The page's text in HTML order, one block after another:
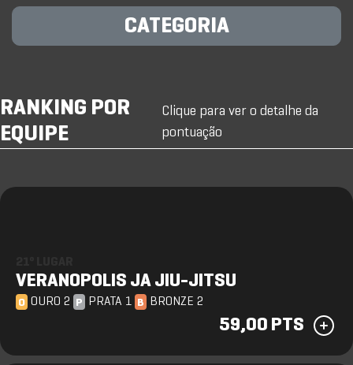
CATEGORIA
RANKING POR
EQUIPE
Clique para ver o detalhe da
pontuação
VERANOPOLIS JA JIU-JITSU
O OURO 2 P PRATA 1 B BRONZE 2
59,00 PTS